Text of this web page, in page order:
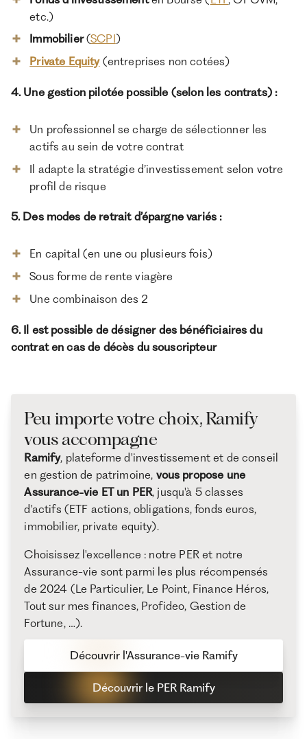
etc.)
Immobilier(SCPI)
Private Equity(entreprises non cotées)
4. Une gestion pilotée possible (selon les contrats) :
Un professionnel se charge de sélectionner les
actifs au sein de votre contrat
Il adapte la stratégie d’investissement selon votre
profil de risque
5. Des modes de retrait d’épargne variés :
En capital (en une ou plusieurs fois)
Sous forme de rente viagère
Une combinaison des 2
6. Il est possible de désigner des bénéficiaires du
contrat en cas de décès du souscripteur
Peu importe votre choix, Ramify
vous accompagne
Ramify, plateforme d'investissement et de conseil
en gestion de patrimoine, vous propose une
Assurance-vie ET un PER, jusqu'à 5 classes
d'actifs (ETF actions, obligations, fonds euros,
immobilier, private equity).
Choisissez l'excellence : notre PER et notre
Assurance-vie sont parmi les plus récompensés
de 2024 (Le Particulier, Le Point, Finance Héros,
Tout sur mes finances, Profideo, Gestion de
Fortune, …).
Découvrir le PER Ramify
Découvrir l'Assurance-vie Ramify